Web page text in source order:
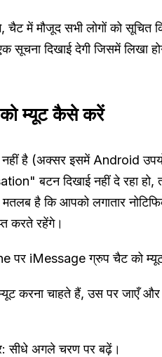
में मौजूद सभी लोगों को सूचित
दिखाई देगी जिसमें लिखा
म्यूट कैसे करें
है (अक्सर इसमें Android
बटन दिखाई नहीं दे रहा हो,
है कि आपको लगातार
करते रहेंगे।
पर iMessage ग्रुप चैट को
करना चाहते हैं, उस पर जाएँ और
सीधे अगले चरण पर बढ़ें।